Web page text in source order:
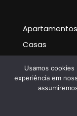
Apartamentos
Casas
Usamos
experiência em